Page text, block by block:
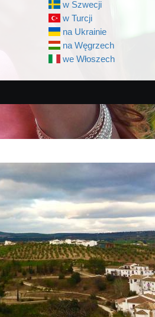
w Szwecji
w Turcji
na Ukrainie
na Węgrzech
we Włoszech